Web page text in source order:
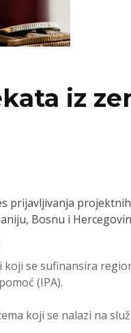
iz
prijavljivanja
Bosnu i
koji se sufinansira
(IPA).
koji se nalazi na